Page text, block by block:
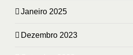
Janeiro 2025
Dezembro 2023